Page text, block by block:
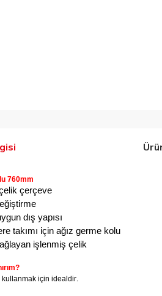
760mm
çerçeve
dış yapısı
takımı için ağız germe kolu
işlenmiş çelik
için idealdir.